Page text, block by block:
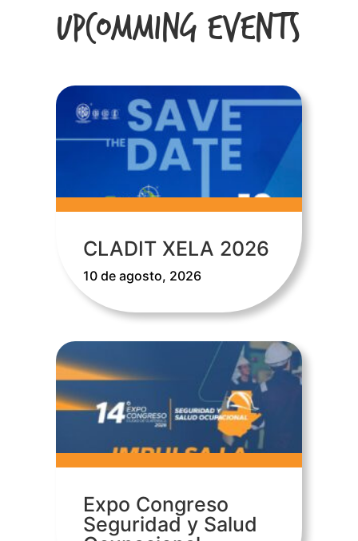
Upcomming Events
CLADIT XELA 2026
10 de agosto, 2026
Expo Congreso
Seguridad y Salud